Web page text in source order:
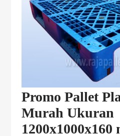
Promo Pallet
Murah Ukuran
1200x1000x160